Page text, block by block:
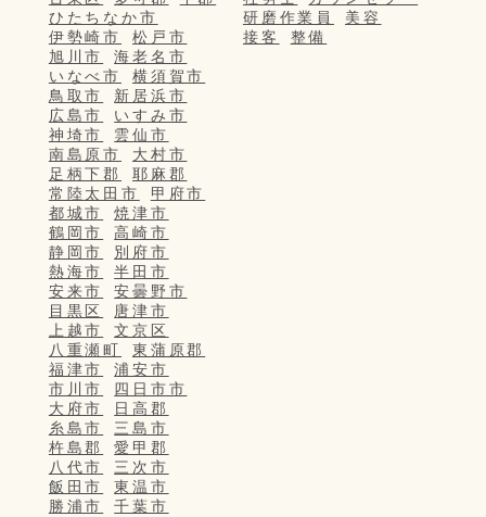
ひたちなか市
伊勢崎市
松戸市
旭川市
海老名市
いなべ市
横須賀市
鳥取市
新居浜市
広島市
いすみ市
神埼市
雲仙市
南島原市
大村市
足柄下郡
耶麻郡
常陸太田市
甲府市
都城市
焼津市
鶴岡市
高崎市
静岡市
別府市
熱海市
半田市
安来市
安曇野市
目黒区
唐津市
上越市
文京区
八重瀬町
東蒲原郡
福津市
浦安市
市川市
四日市市
大府市
日高郡
糸島市
三島市
杵島郡
愛甲郡
八代市
三次市
飯田市
東温市
勝浦市
千葉市
研磨作業員
美容
接客
整備